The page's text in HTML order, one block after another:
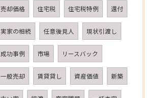
売却価格 住宅税 住宅税特例 還付
実家の相続 任意後見人 現状引渡し
成功事例 市場 リースバック
一般売却 賃貸貸し 資産価値 新築